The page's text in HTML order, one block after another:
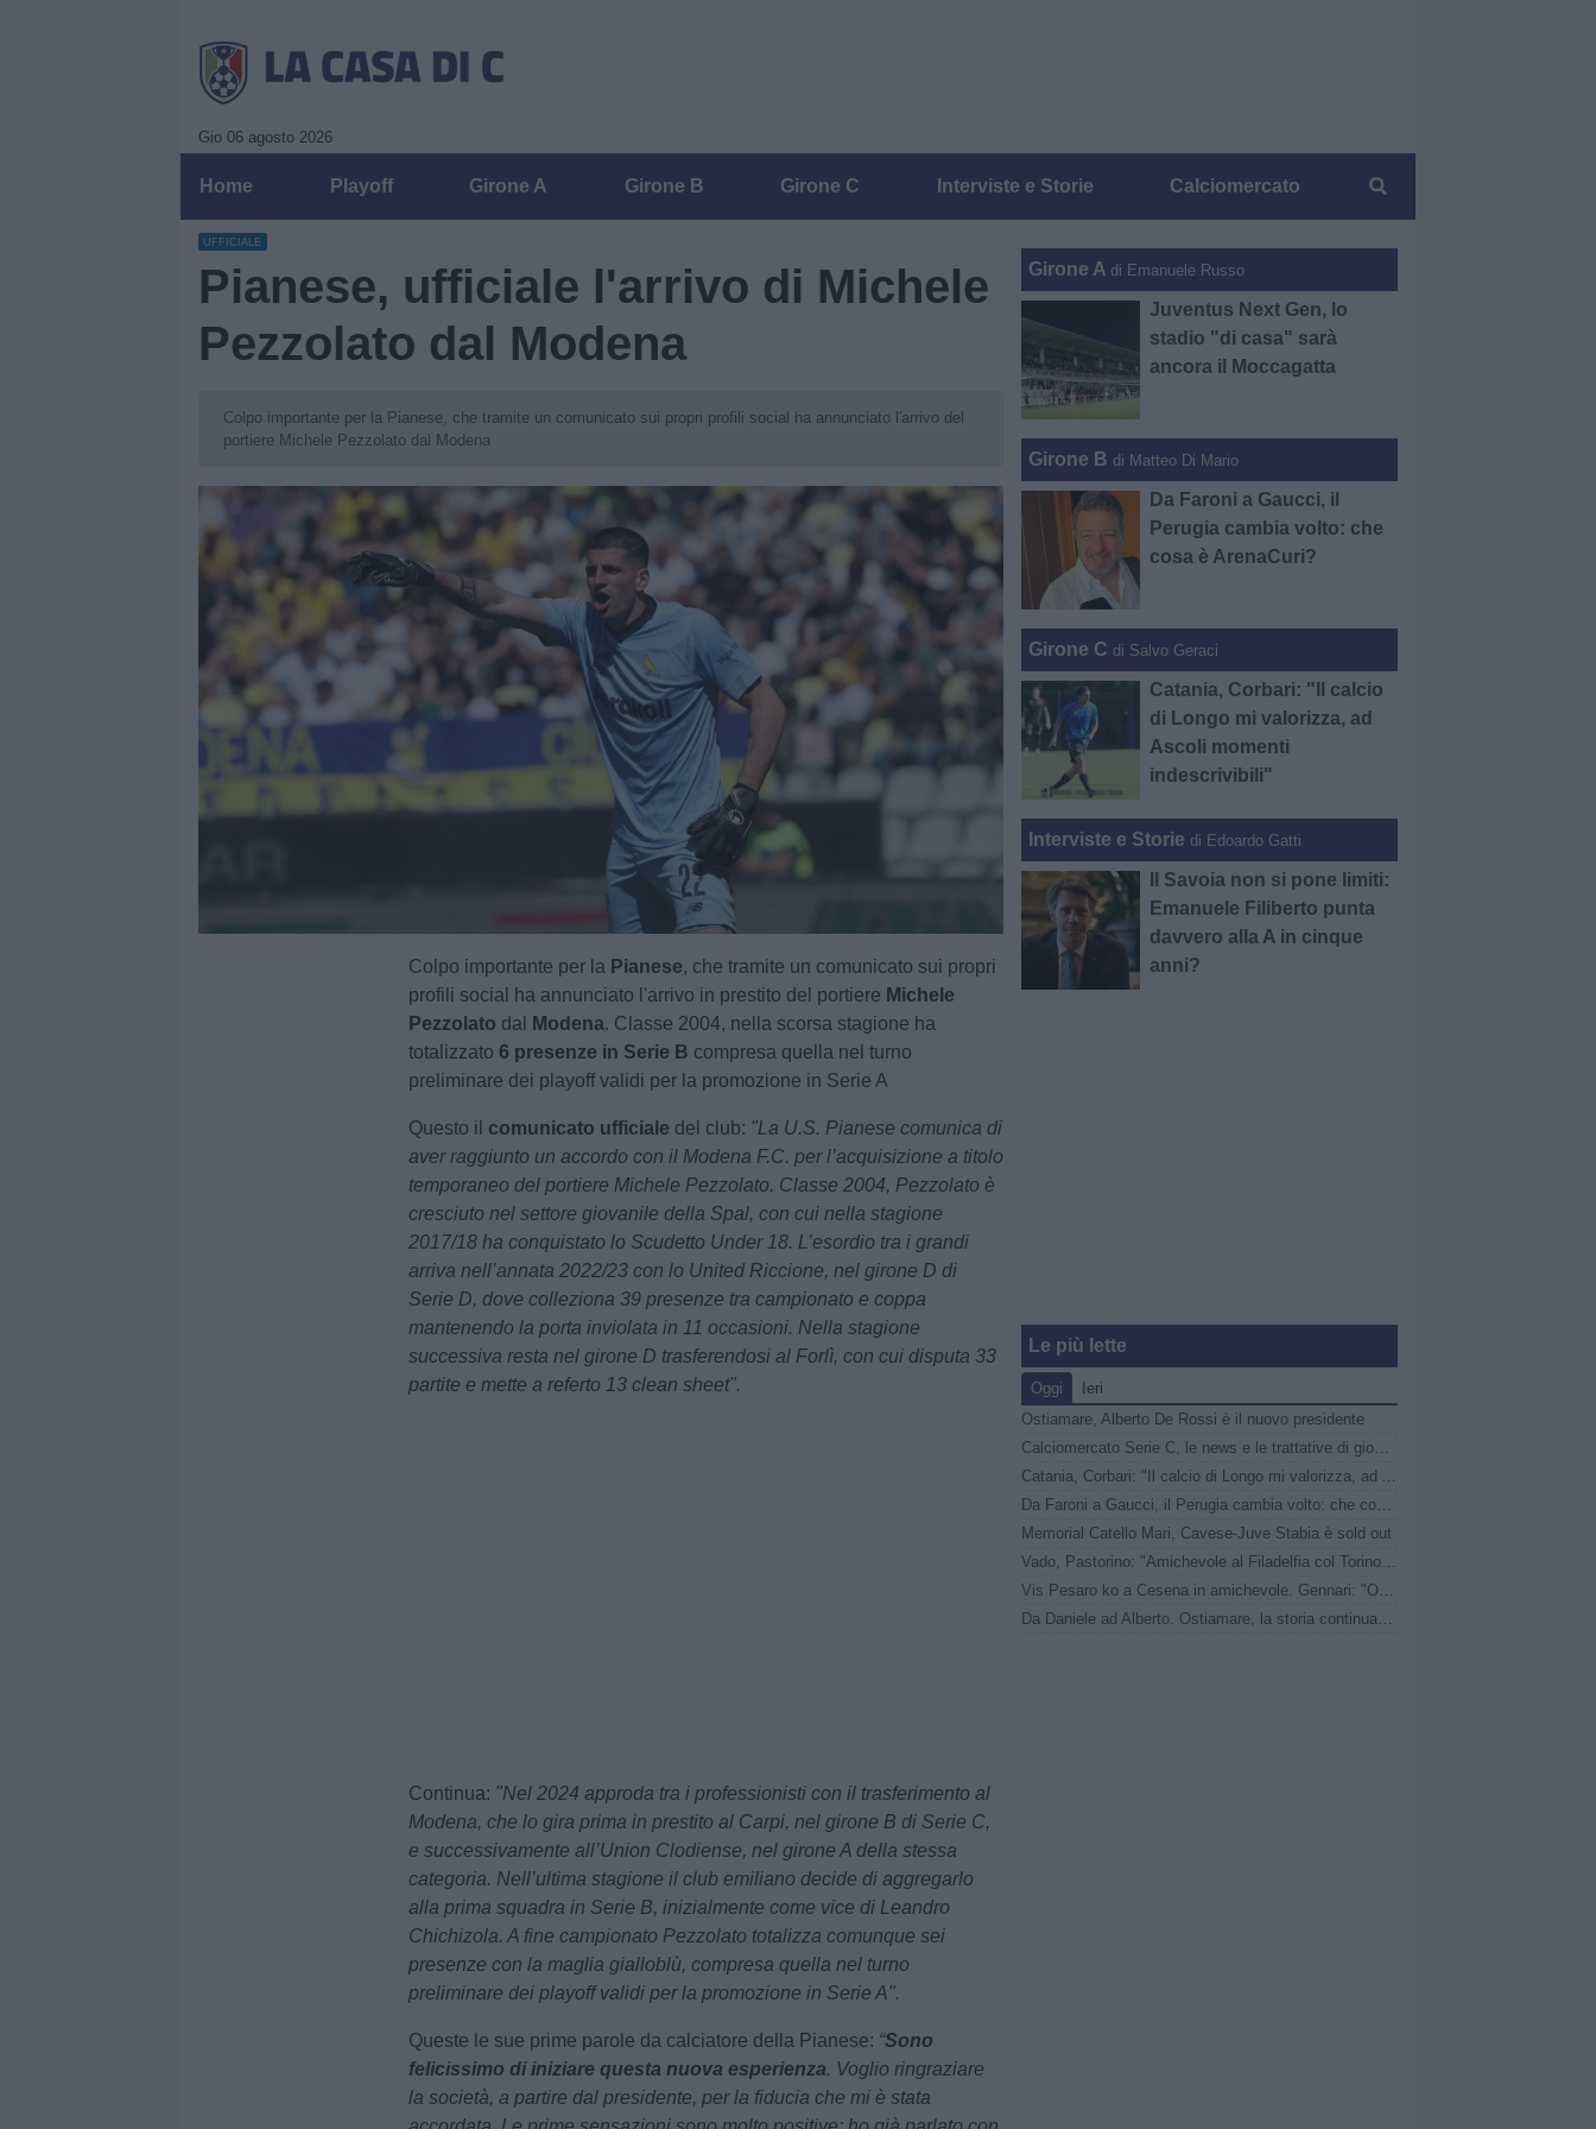
Gio 06 agosto 2026
Home Playoff Girone A Girone B Girone C Interviste e Storie Calciomercato
UFFICIALE
Pianese, ufficiale l'arrivo di Michele
Pezzolato dal Modena
Colpo importante per la Pianese, che tramite un comunicato sui propri profili social ha annunciato l'arrivo del
portiere Michele Pezzolato dal Modena
Colpo importante per la Pianese, che tramite un comunicato sui propri
profili social ha annunciato l'arrivo in prestito del portiere Michele
Pezzolato dal Modena. Classe 2004, nella scorsa stagione ha
totalizzato 6 presenze in Serie B compresa quella nel turno
preliminare dei playoff validi per la promozione in Serie A
Questo il comunicato ufficiale del club: "La U.S. Pianese comunica di
aver raggiunto un accordo con il Modena F.C. per l’acquisizione a titolo
temporaneo del portiere Michele Pezzolato. Classe 2004, Pezzolato è
cresciuto nel settore giovanile della Spal, con cui nella stagione
2017/18 ha conquistato lo Scudetto Under 18. L’esordio tra i grandi
arriva nell’annata 2022/23 con lo United Riccione, nel girone D di
Serie D, dove colleziona 39 presenze tra campionato e coppa
mantenendo la porta inviolata in 11 occasioni. Nella stagione
successiva resta nel girone D trasferendosi al Forlì, con cui disputa 33
partite e mette a referto 13 clean sheet".
Continua: "Nel 2024 approda tra i professionisti con il trasferimento al
Modena, che lo gira prima in prestito al Carpi, nel girone B di Serie C,
e successivamente all’Union Clodiense, nel girone A della stessa
categoria. Nell’ultima stagione il club emiliano decide di aggregarlo
alla prima squadra in Serie B, inizialmente come vice di Leandro
Chichizola. A fine campionato Pezzolato totalizza comunque sei
presenze con la maglia gialloblù, compresa quella nel turno
preliminare dei playoff validi per la promozione in Serie A".
Queste le sue prime parole da calciatore della Pianese: “Sono
felicissimo di iniziare questa nuova esperienza. Voglio ringraziare
la società, a partire dal presidente, per la fiducia che mi è stata
Girone A di Emanuele Russo
Juventus Next Gen, lo
stadio "di casa" sarà
ancora il Moccagatta
Girone B di Matteo Di Mario
Da Faroni a Gaucci, il
Perugia cambia volto: che
cosa è ArenaCuri?
Girone C di Salvo Geraci
Catania, Corbari: "Il calcio
di Longo mi valorizza, ad
Ascoli momenti
indescrivibili"
Interviste e Storie di Edoardo Gatti
Il Savoia non si pone limiti:
Emanuele Filiberto punta
davvero alla A in cinque
anni?
Le più lette
Oggi
Ieri
Ostiamare, Alberto De Rossi è il nuovo presidente
Calciomercato Serie C, le news e le trattative di giovedì 6 agosto | LIVE
Catania, Corbari: "Il calcio di Longo mi valorizza, ad Ascoli momenti indescrivibili"
Da Faroni a Gaucci, il Perugia cambia volto: che cosa è ArenaCuri?
Memorial Catello Mari, Cavese-Juve Stabia è sold out
Vado, Pastorino: "Amichevole al Filadelfia col Torino speciale, noi senza paura"
Vis Pesaro ko a Cesena in amichevole. Gennari: "Obiettivo? Essere pronti per il Perugia in Coppa Italia"
Da Daniele ad Alberto. Ostiamare, la storia continua nel segno dei De Rossi